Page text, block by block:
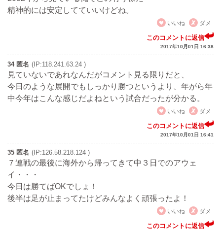
精神的には安定してていいけどね。
いいね
ダメ
このコメントに返信
2017年10月01日 16:38
34 匿名 (IP:118.241.63.24 )
見ていないであれなんだがコメント見る限りだと、
今日のような展開でもしっかり勝つというより、年がら年
中今年はこんな感じだよねという試合だったが分かる。
いいね
ダメ
このコメントに返信
2017年10月01日 16:41
35 匿名 (IP:126.58.218.124 )
７連戦の最後に海外から帰ってきて中３日でのアウェ
イ・・・
今日は勝てばOKでしょ！
後半は足が止まってたけどみんなよく頑張ったよ！
いいね
ダメ
このコメントに返信